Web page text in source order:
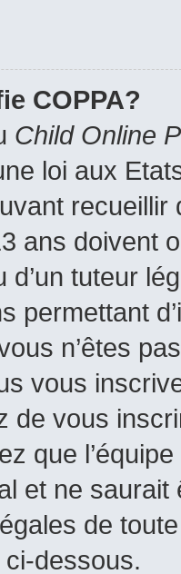
COPPA?
Child Online
loi aux
ans doivent
d’un tuteur
permettant
n’êtes
vous
de vous
que
et ne
de
dessous.